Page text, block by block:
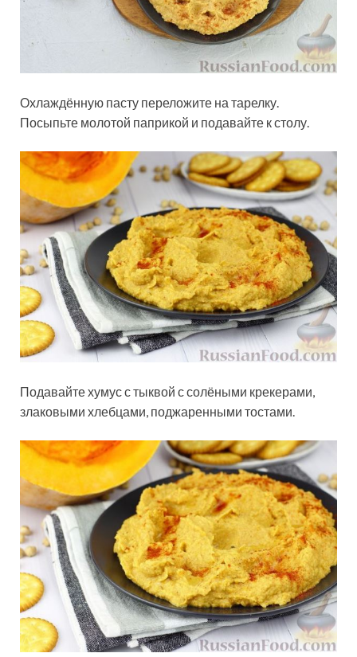
Охлаждённую пасту переложите на тарелку.
Посыпьте молотой паприкой и подавайте к столу.
Подавайте хумус с тыквой с солёными крекерами,
злаковыми хлебцами, поджаренными тостами.